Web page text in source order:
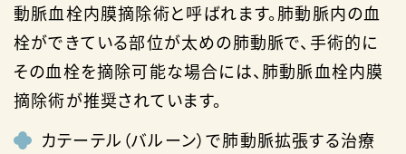
動脈血栓内膜摘除術と呼ばれます。肺動脈内の血
栓ができている部位が太めの肺動脈で、手術的に
その血栓を摘除可能な場合には、肺動脈血栓内膜
摘除術が推奨されています。
カテーテル（バルーン）で肺動脈拡張する治療